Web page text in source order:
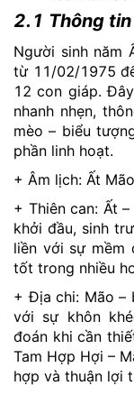
2.1 Thông
Người sinh năm
từ 11/02/1975
12 con giáp.
nhanh nhẹn,
mèo – biểu
phần linh hoạt.
+ Âm lịch: Ất Mão
+ Thiên can: Ất
khởi đầu, sinh
liền với sự mềm
tốt trong nhiều
+ Địa chi: Mão –
với sự khôn
đoán khi cần
Tam Hợp Hợi –
hợp và thuận lợi